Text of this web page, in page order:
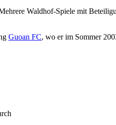
Waldhof-Spiele mit
Guoan FC, wo er im Sommer